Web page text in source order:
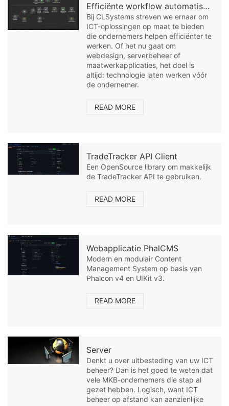
Efficiënte workflow automatisering voor het MKB: Ontdek de kracht van N8Nme
Bij CLSystems streven we ernaar om
ICT-oplossingen op maat te bieden
die ondernemers helpen efficiënter te
werken. Of het nu gaat om
webdesign, serverbeheer of
maatwerkapplicaties, het doel is
altijd: technologie laten werken vóór
de ondernemer.
READ MORE
TradeTracker API Client
Een OpenSource library om makkelijk
de TradeTracker API te gebruiken.
READ MORE
Webapplicatie PhalCMS
Modern en modulair Content
Management System op basis van
Phalcon v4 en UIKit v3.
READ MORE
Server
Denkt u over uitbesteding van uw ICT
beheer? Dan is het goed te weten dat
vele MKB-ondernemers die stap al
gezet hebben. Logisch, want ICT
beheer op afstand kan aanzienlijke